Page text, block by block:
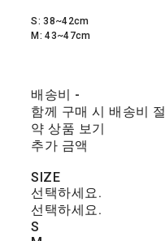
S: 38~42cm
M: 43~47cm
배송비 -
함께 구매 시 배송비 절
약 상품 보기
추가 금액
SIZE
선택하세요.
선택하세요.
S